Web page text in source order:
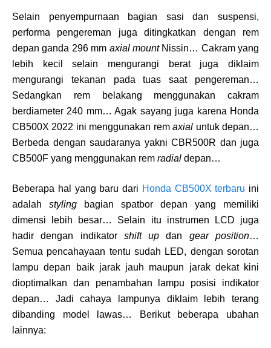
Selain penyempurnaan bagian sasi dan suspensi,
performa pengereman juga ditingkatkan dengan rem
depan ganda 296 mm axial mountNissin… Cakram yang
lebih kecil selain mengurangi berat juga diklaim
mengurangi tekanan pada tuas saat pengereman…
Sedangkan rem belakang menggunakan cakram
berdiameter 240 mm… Agak sayang juga karena Honda
CB500X 2022 ini menggunakan remaxial untuk depan…
Berbeda dengan saudaranya yakni CBR500R dan juga
CB500F yang menggunakan rem radial depan…
Beberapa hal yang baru dari Honda CB500X terbaru ini
adalah styling bagian spatbor depan yang memiliki
dimensi lebih besar… Selain itu instrumen LCD juga
hadir dengan indikator shift up dan gear position…
Semua pencahayaan tentu sudah LED, dengan sorotan
lampu depan baik jarak jauh maupun jarak dekat kini
dioptimalkan dan penambahan lampu posisi indikator
depan… Jadi cahaya lampunya diklaim lebih terang
dibanding model lawas… Berikut beberapa ubahan
lainnya: